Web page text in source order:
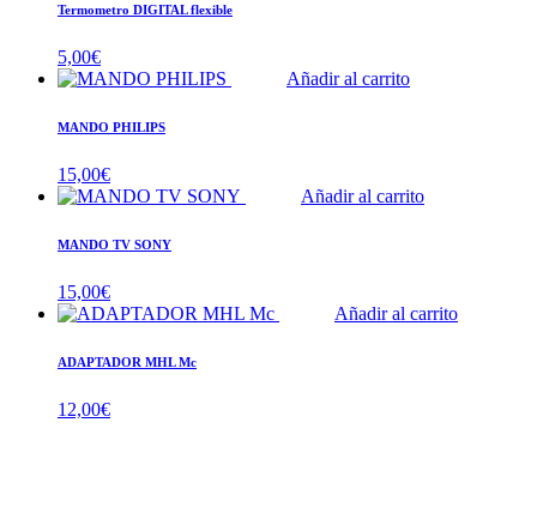
Termometro DIGITAL flexible
5,00€
Añadir al carrito
MANDO PHILIPS
15,00€
Añadir al carrito
MANDO TV SONY
15,00€
Añadir al carrito
ADAPTADOR MHL Mc
12,00€